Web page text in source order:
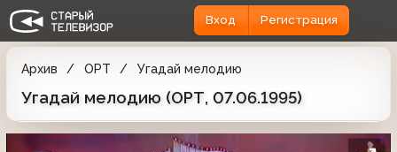
Вход Регистрация
Архив ОРТ Угадай мелодию
Угадай мелодию (ОРТ, 07.06.1995)